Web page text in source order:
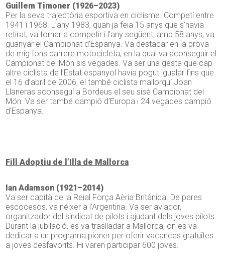
Guillem Timoner (1926–2023)
Per la seva trajectòria esportiva en ciclisme. Competí entre
1941 i 1968. L’any 1983, quan ja feia 15 anys que s’havia
retirat, va tornar a competir i l’any següent, amb 58 anys, va
guanyar el Campionat d’Espanya. Va destacar en la prova
de mig fons darrere motocicleta, en la qual va aconseguir el
Campionat del Món sis vegades. Va ser una gesta que cap
altre ciclista de l’Estat espanyol havia pogut igualar fins que
el 16 d’abril de 2006, el també ciclista mallorquí Joan
Llaneras aconseguí a Bordeus el seu sisè Campionat del
Món. Va ser també campió d’Europa i 24 vegades campió
d’Espanya.
Fill Adoptiu de l’Illa de Mallorca
Ian Adamson (1921–2014)
Va ser capità de la Reial Força Aèria Britànica. De pares
escocesos, va néixer a l’Argentina. Va ser aviador,
organitzador del sindicat de pilots i ajudant dels joves pilots.
Durant la jubilació, es va traslladar a Mallorca, on es va
dedicar a un programa pioner per oferir vacances gratuïtes
a joves desfavorits. Hi varen participar 600 joves.